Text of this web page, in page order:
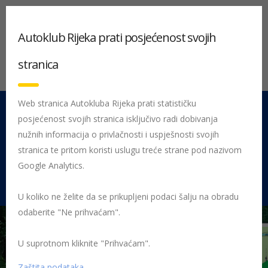
051 212 442 Centrala
Pon - Pet 08:00 - 16:00
Rujevica 9/1, 51000 Rijeka
Početna Posljednje objavljene novosti
Autoklub Rijeka prati posjećenost svojih
stranica
Web stranica Autokluba Rijeka prati statističku
posjećenost svojih stranica isključivo radi dobivanja
nužnih informacija o privlačnosti i uspješnosti svojih
stranica te pritom koristi uslugu treće strane pod nazivom
Google Analytics.
U koliko ne želite da se prikupljeni podaci šalju na obradu
odaberite "Ne prihvaćam".
U suprotnom kliknite "Prihvaćam".